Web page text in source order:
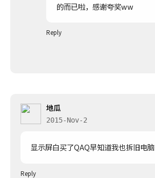
的而已啦，感谢夸奖ww
Reply
地瓜
2015-Nov-2
显示屏白买了QAQ早知道我也拆旧电脑
Reply